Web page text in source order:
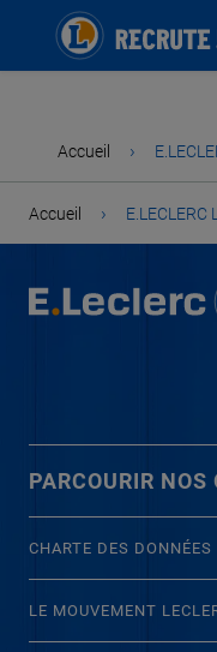
Accueil ›
Accueil › E.LECLERC
PARCOURIR NOS
CHARTE DES DONNÉES
LE MOUVEMENT